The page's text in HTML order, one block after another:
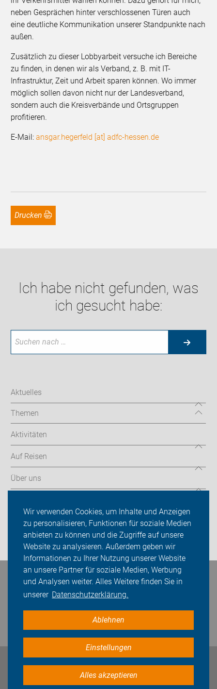
Wir verwenden Cookies, um Inhalte und Anzeigen
zu personalisieren, Funktionen für soziale Medien
anbieten zu können und die Zugriffe auf unsere
Website zu analysieren. Außerdem geben wir
Informationen zu Ihrer Nutzung unserer Website
an unsere Partner für soziale Medien, Werbung
und Analysen weiter. Alles Weitere finden Sie in
unserer Datenschutzerklärung.
Ablehnen
Einstellungen
Alles akzeptieren
neben Gesprächen hinter verschlossenen Türen auch
eine deutliche Kommunikation unserer Standpunkte nach
außen.
Zusätzlich zu dieser Lobbyarbeit versuche ich Bereiche
zu finden, in denen wir als Verband, z. B. mit IT-
Infrastruktur, Zeit und Arbeit sparen können. Wo immer
möglich sollen davon nicht nur der Landesverband,
sondern auch die Kreisverbände und Ortsgruppen
profitieren.
E-Mail:ansgar.hegerfeld [at] adfc-hessen.de
Drucken
Ich habe nicht gefunden, was
ich gesucht habe:
Aktuelles
Themen
Aktivitäten
Auf Reisen
Über uns
Presse
Login
Bleiben Sie in Kontakt